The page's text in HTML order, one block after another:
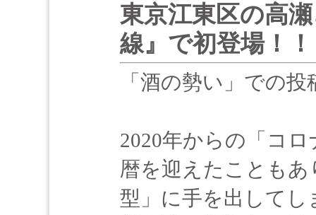
東京江東区の高
線』で初登場！！
「酒の勢い」での
2020年からの「コ
暦を迎えたこともあ
型」に手を出してし